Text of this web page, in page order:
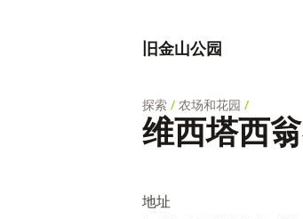
旧金山公园
探索 / 农场和花园 /
维西塔西
地址